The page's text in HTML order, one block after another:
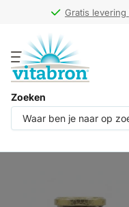
Gratis levering
Gratis levering
Zoeken
Producten (1)